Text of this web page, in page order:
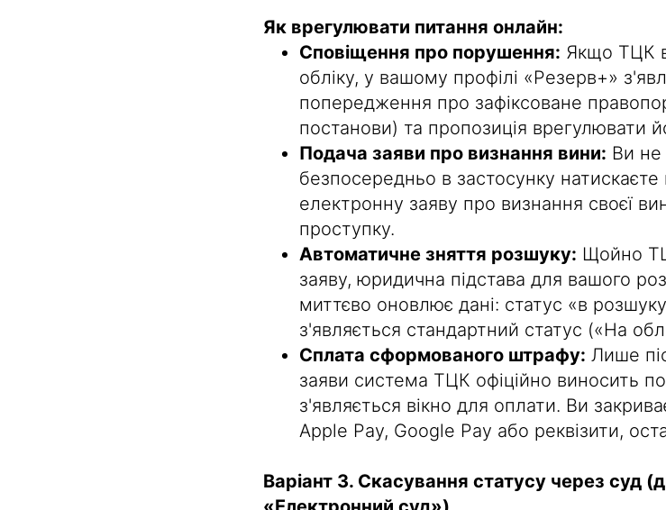
Як врегулювати питання онлайн:
Сповіщення про порушення: Якщо ТЦК
обліку, у вашому профілі «Резерв+»
попередження про зафіксоване
постанови) та пропозиція врегулювати
Подача заяви про визнання вини: Ви
безпосередньо в застосунку
електронну заяву про визнання своєї
проступку.
Автоматичне зняття розшуку: Щойно
заяву, юридична підстава для вашого
миттєво оновлює дані: статус «в
з'являється стандартний статус («На
Сплата сформованого штрафу: Лише
заяви система ТЦК офіційно виносить
з'являється вікно для оплати. Ви
Apple Pay, Google Pay або реквізити,
Варіант 3. Скасування статусу через суд